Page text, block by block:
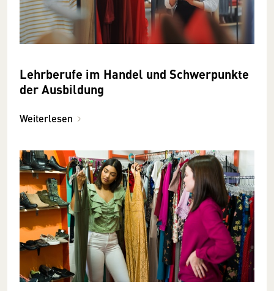
Lehrberufe im Handel und Schwerpunkte
der Ausbildung
Weiterlesen